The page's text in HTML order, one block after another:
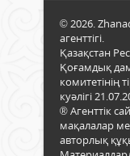
© 2026.
агенттігі.
Қазақстан
Қоғамдық
комитетінің
куәлігі
® Агенттік
мақалалар
авторлық